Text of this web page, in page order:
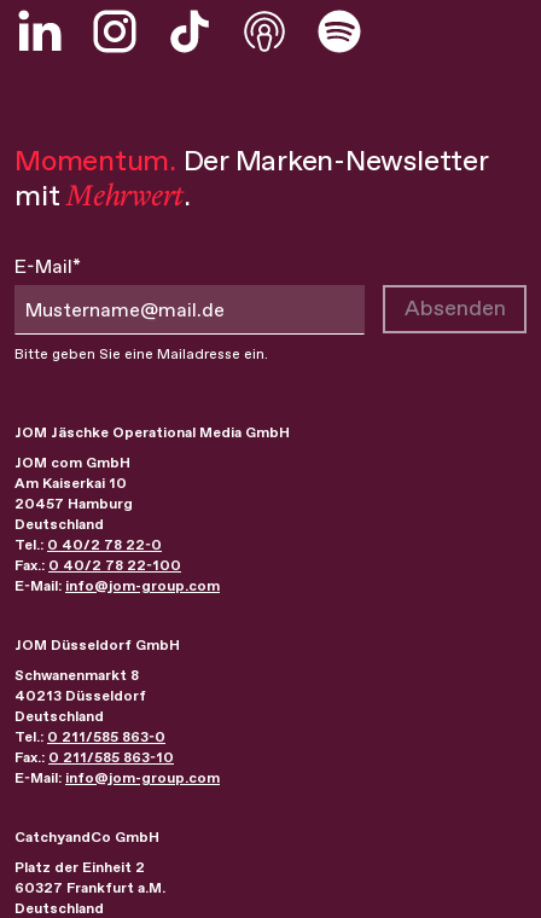
Momentum. Der Marken-Newsletter
mit Mehrwert.
E-Mail*
Absenden
Bitte geben Sie eine Mailadresse ein.
JOM Jäschke Operational Media GmbH
JOM com GmbH
Am Kaiserkai 10
20457 Hamburg
Deutschland
Tel.: 0 40/2 78 22-0
Fax.: 0 40/2 78 22-100
E-Mail: info@jom-group.com
JOM Düsseldorf GmbH
Schwanenmarkt 8
40213 Düsseldorf
Deutschland
Tel.: 0 211/585 863-0
Fax.: 0 211/585 863-10
E-Mail: info@jom-group.com
CatchyandCo GmbH
Platz der Einheit 2
60327 Frankfurt a.M.
Deutschland